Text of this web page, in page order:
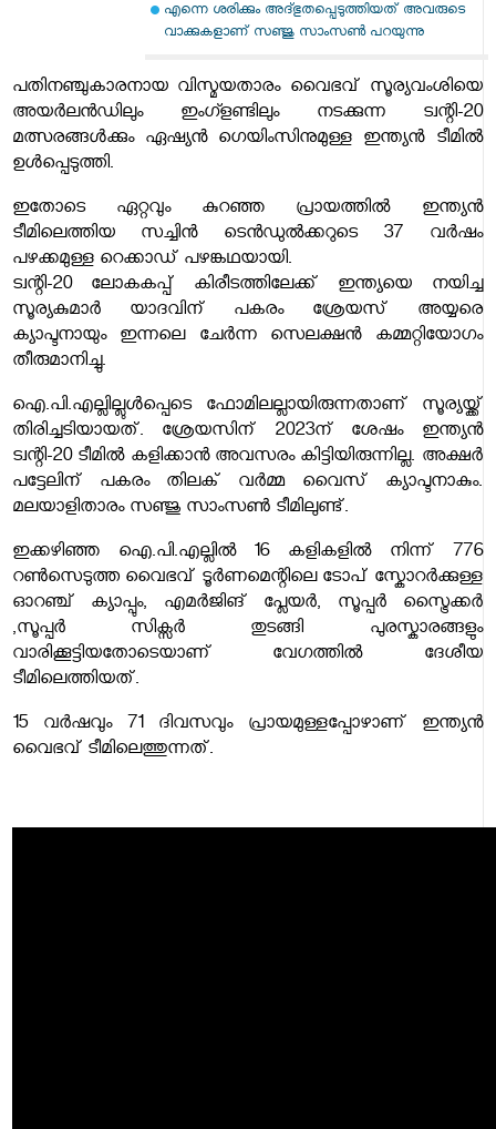
എന്നെ ശരിക്കും അദ്ഭുതപ്പെടുത്തിയത് അവരുടെ
വാക്കുകളാണ് സഞ്ജു സാംസണ്‍ പറയുന്നു
പതിനഞ്ചുകാരനായ വിസ്മയതാരം വൈഭവ് സൂര്യവംശിയെ
അയർലൻഡിലും ഇംഗ്ളണ്ടിലും നടക്കുന്ന ട്വന്റി-20
മത്സരങ്ങൾക്കും ഏഷ്യൻ ഗെയിംസിനുമുള്ള ഇന്ത്യൻ ടീമിൽ
ഉൾപ്പെടുത്തി.
ഇതോടെ ഏറ്റവും കുറഞ്ഞ പ്രായത്തിൽ ഇന്ത്യൻ
ടീമിലെത്തിയ സച്ചിൻ ടെൻഡുൽക്കറുടെ 37 വർഷം
പഴക്കമുള്ള റെക്കാഡ് പഴങ്കഥയായി.
ട്വന്റി-20 ലോകകപ്പ് കിരീടത്തിലേക്ക് ഇന്ത്യയെ നയിച്ച
സൂര്യകുമാർ യാദവിന് പകരം ശ്രേയസ് അയ്യരെ
ക്യാപ്ടനായും ഇന്നലെ ചേർന്ന സെലക്ഷൻ കമ്മറ്റിയോഗം
തീരുമാനിച്ചു.
ഐ.പി.എല്ലില്ലുൾപ്പെടെ ഫോമിലല്ലായിരുന്നതാണ് സൂര്യയ്ക്ക്
തിരിച്ചടിയായത്. ശ്രേയസിന് 2023ന് ശേഷം ഇന്ത്യൻ
ട്വന്റി-20 ടീമിൽ കളിക്കാൻ അവസരം കിട്ടിയിരുന്നില്ല. അക്ഷർ
പട്ടേലിന് പകരം തിലക് വർമ്മ വൈസ് ക്യാപ്ടനാകും.
മലയാളിതാരം സഞ്ജു സാംസൺ ടീമിലുണ്ട്.
ഇക്കഴിഞ്ഞ ഐ.പി.എല്ലിൽ 16 കളികളിൽ നിന്ന് 776
റൺസെടുത്ത വൈഭവ് ടൂർണമെന്റിലെ ടോപ് സ്കോറർക്കുള്ള
ഓറഞ്ച് ക്യാപ്പും, എമർജിങ് പ്ലേയർ, സൂപ്പർ സ്ട്രൈക്കർ
,സൂപ്പർ സിക്സർ തുടങ്ങി പുരസ്കാരങ്ങളും
വാരിക്കൂട്ടിയതോടെയാണ് വേഗത്തിൽ ദേശീയ
ടീമിലെത്തിയത്.
15 വർഷവും 71 ദിവസവും പ്രായമുള്ളപ്പോഴാണ് ഇന്ത്യൻ
വൈഭവ് ടീമിലെത്തുന്നത്.